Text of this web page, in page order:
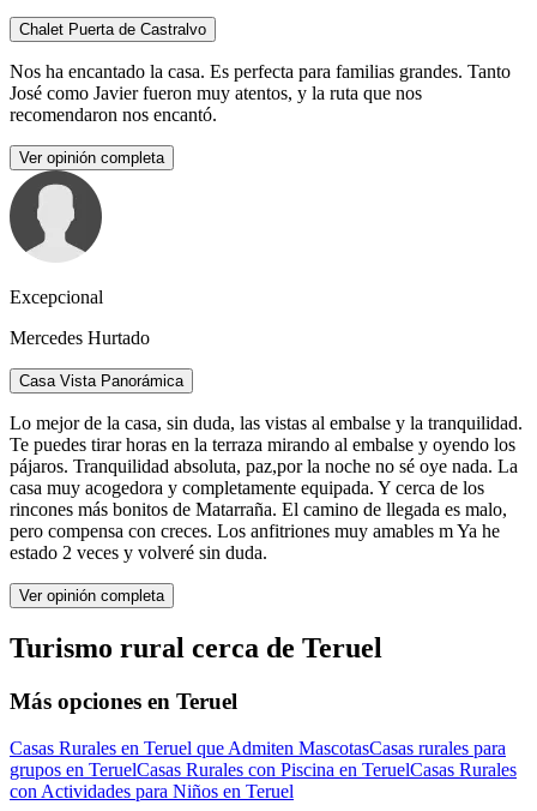
Chalet Puerta de Castralvo
Nos ha encantado la casa. Es perfecta para familias grandes. Tanto
José como Javier fueron muy atentos, y la ruta que nos
recomendaron nos encantó.
Ver opinión completa
Excepcional
Mercedes Hurtado
Casa Vista Panorámica
Lo mejor de la casa, sin duda, las vistas al embalse y la tranquilidad.
Te puedes tirar horas en la terraza mirando al embalse y oyendo los
pájaros. Tranquilidad absoluta, paz,por la noche no sé oye nada. La
casa muy acogedora y completamente equipada. Y cerca de los
rincones más bonitos de Matarraña. El camino de llegada es malo,
pero compensa con creces. Los anfitriones muy amables m Ya he
estado 2 veces y volveré sin duda.
Ver opinión completa
Turismo rural cerca de Teruel
Más opciones en Teruel
Casas Rurales en Teruel que Admiten MascotasCasas rurales para
grupos en TeruelCasas Rurales con Piscina en TeruelCasas Rurales
con Actividades para Niños en Teruel